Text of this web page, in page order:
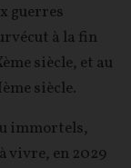
guerres
à la fin
siècle, et au
siècle.
immortels,
vivre, en 2029